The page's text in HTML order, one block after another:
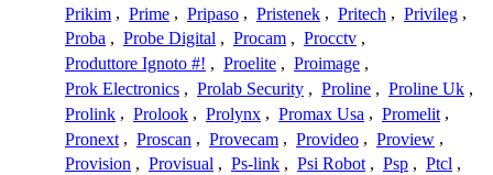
Prikim , Prime , Pripaso , Pristenek , Pritech , Privileg ,
Proba , Probe Digital , Procam , Procctv ,
Produttore Ignoto #! , Proelite , Proimage ,
Prok Electronics , Prolab Security , Proline , Proline Uk ,
Prolink , Prolook , Prolynx , Promax Usa , Promelit ,
Pronext , Proscan , Provecam , Provideo , Proview ,
Provision , Provisual , Ps-link , Psi Robot , Psp , Ptcl ,